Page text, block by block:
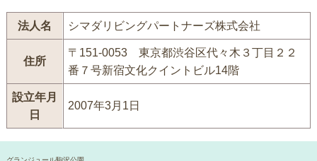
法人名 シマダリビングパートナーズ株式会社
住所
〒151-0053 東京都渋谷区代々木３丁目２２
番７号新宿文化クイントビル14階
設立年月
日
2007年3月1日